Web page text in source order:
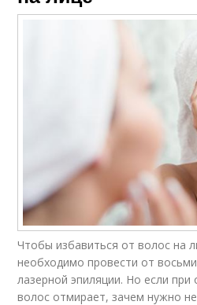
Чтобы избавиться от волос на
необходимо провести от
лазерной эпиляции. Но если
волос отмирает, зачем нужно